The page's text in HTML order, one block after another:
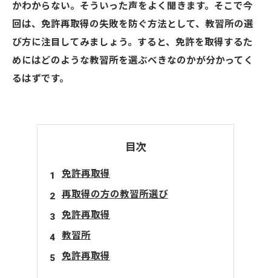
かわからない。そういった声をよく聞きます。そこで今
回は、免許再取得の失敗を防ぐ方法として、教習所の選
び方に注目してみましょう。すると、免許を取得するた
めにはどのような教習所を選ぶべきなのかが分かってく
るはずです。
目次
免許再取得
再取得の方の教習所選び
免許再取得
教習所
免許再取得